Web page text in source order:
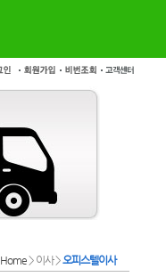
Home> 이사 >오피스텔이사